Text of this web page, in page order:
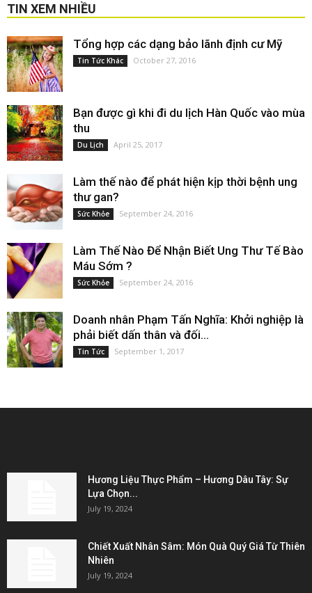
TIN XEM NHIỀU
Tổng hợp các dạng bảo lãnh định cư Mỹ
Tin Tức Khác October 27, 2016
Bạn được gì khi đi du lịch Hàn Quốc vào mùa
thu
Du Lịch April 25, 2017
Làm thế nào để phát hiện kịp thời bệnh ung
thư gan?
Sức Khỏe September 24, 2016
Làm Thế Nào Để Nhận Biết Ung Thư Tế Bào
Máu Sớm ?
Sức Khỏe September 24, 2016
Doanh nhân Phạm Tấn Nghĩa: Khởi nghiệp là
phải biết dấn thân và đối...
Tin Tức September 1, 2017
Hương Liệu Thực Phẩm – Hương Dâu Tây: Sự
Lựa Chọn...
July 19, 2024
Chiết Xuất Nhân Sâm: Món Quà Quý Giá Từ Thiên
Nhiên
July 19, 2024